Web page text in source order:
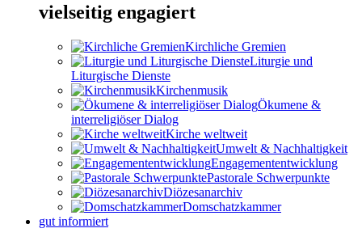
vielseitig engagiert
Kirchliche Gremien
Liturgie und
Liturgische Dienste
Kirchenmusik
Ökumene &
interreligiöser Dialog
Kirche weltweit
Umwelt & Nachhaltigkeit
Engagemententwicklung
Pastorale Schwerpunkte
Diözesanarchiv
Domschatzkammer
gut informiert